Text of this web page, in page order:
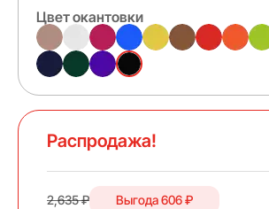
Распродажа!
2,635 ₽ Выгода606 ₽
Цвет окантовки